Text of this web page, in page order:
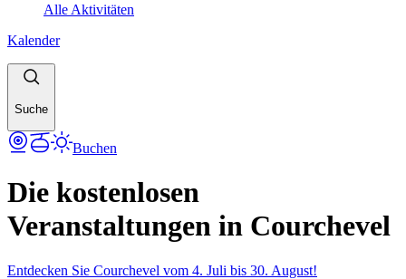
Alle Aktivitäten
Kalender
Suche
Buchen
Die kostenlosen
Veranstaltungen in Courchevel
Entdecken Sie Courchevel vom 4. Juli bis 30. August!